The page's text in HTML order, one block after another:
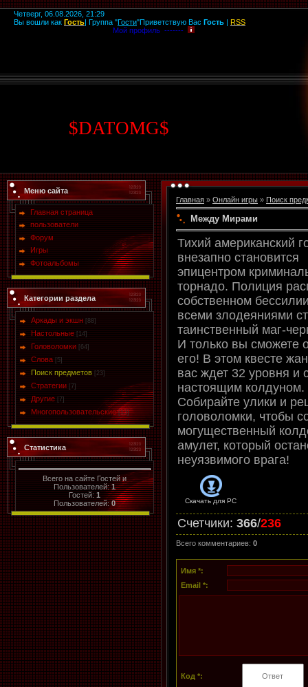
Четверг, 06.08.2026, 21:29
Вы вошли как Гость| Группа "Гости"Приветствую Вас Гость | RSS
Мой профиль -------
$DATOMG$
Меню сайта
Главная страница
пользователи
Форум
Игры
Фотоальбомы
Категории раздела
Аркады и экшн [88]
Настольные [14]
Головоломки [64]
Слова [5]
Поиск предметов [23]
Стратегии [7]
Другие [7]
Многопользовательские [13]
Статистика
Всего на сайте Гостей и
Пользователей:1
Гостей:1
Пользователей:0
Главная » Онлайн игры » Поиск
Между Мирами
Тихий американский
внезапно становится
эпицентром
торнадо. Полиция
собственном
всеми злодеяниями
таинственный маг-
И только вы сможете
его! В этом квесте
вас ждет 32 уровня и
настоящим колдуном.
Собирайте улики и
головоломки, чтобы
могущественный
амулет, который
неуязвимого врага!
Скачать для PC
Счетчики: 366/236
Всего комментариев: 0
Имя *:
Email *:
Код *: